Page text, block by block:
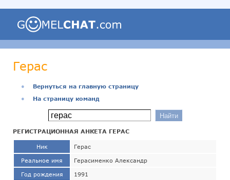
Герас
●
Вернуться на главную страницу
●
На страницу команд
РЕГИСТРАЦИОННАЯ АНКЕТА ГЕРАС
Ник Герас
Реальное имя Герасименко Александр
Год рождения 1991